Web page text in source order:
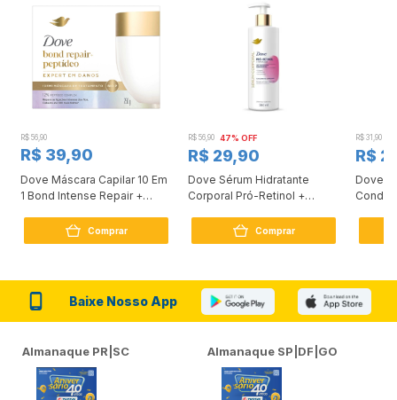
R$ 56,90
R$ 39,90
Dove Máscara Capilar 10 Em
1 Bond Intense Repair +
Comprar
R$ 56,90 47% OFF
R$ 29,90
Dove Sérum Hidratante
Corporal Pró-Retinol +
Comprar
R$ 31,90
R$
Dove
Baixe Nosso App
Almanaque PR|SC Almanaque SP|DF|GO